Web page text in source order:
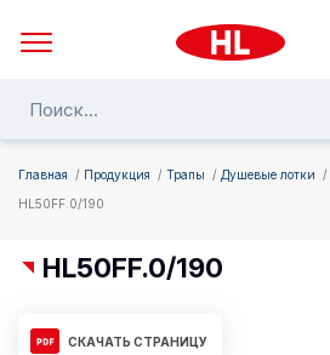
Главная Продукция Трапы Душевые лотки
HL50FF.0/190
HL50FF.0/190
СКАЧАТЬ СТРАНИЦУ